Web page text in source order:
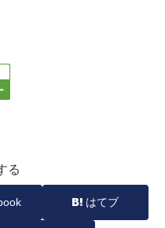
る
はてブ